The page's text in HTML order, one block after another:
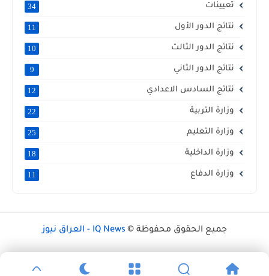
تعيينات 34
نتائج الدور الأول 11
نتائج الدور الثالث 10
نتائج الدور الثاني 9
نتائج السادس الاعدادي 12
وزارة التربية 22
وزارة التعليم 25
وزارة الداخلية 18
وزارة الدفاع 11
جميع الحقوق محفوظة © IQ News - العراق نيوز